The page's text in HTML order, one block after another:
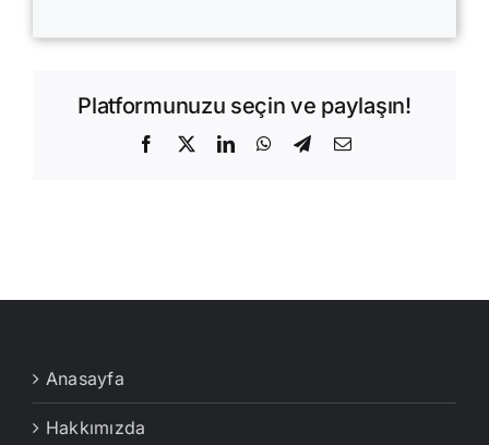
Platformunuzu seçin ve paylaşın!
Facebook
X LinkedInWhatsApp
Telegram
E-
Anasayfa
Hakkımızda